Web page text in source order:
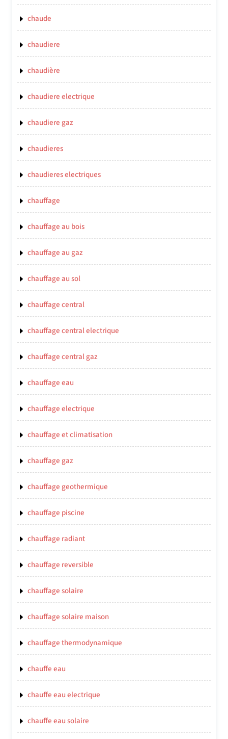
chaude
chaudiere
chaudière
chaudiere electrique
chaudiere gaz
chaudieres
chaudieres electriques
chauffage
chauffage au bois
chauffage au gaz
chauffage au sol
chauffage central
chauffage central electrique
chauffage central gaz
chauffage eau
chauffage electrique
chauffage et climatisation
chauffage gaz
chauffage geothermique
chauffage piscine
chauffage radiant
chauffage reversible
chauffage solaire
chauffage solaire maison
chauffage thermodynamique
chauffe eau
chauffe eau electrique
chauffe eau solaire